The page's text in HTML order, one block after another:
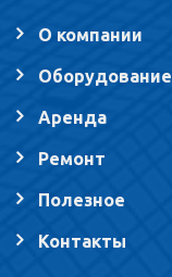
О компании
Оборудование
Аренда
Ремонт
Полезное
Контакты